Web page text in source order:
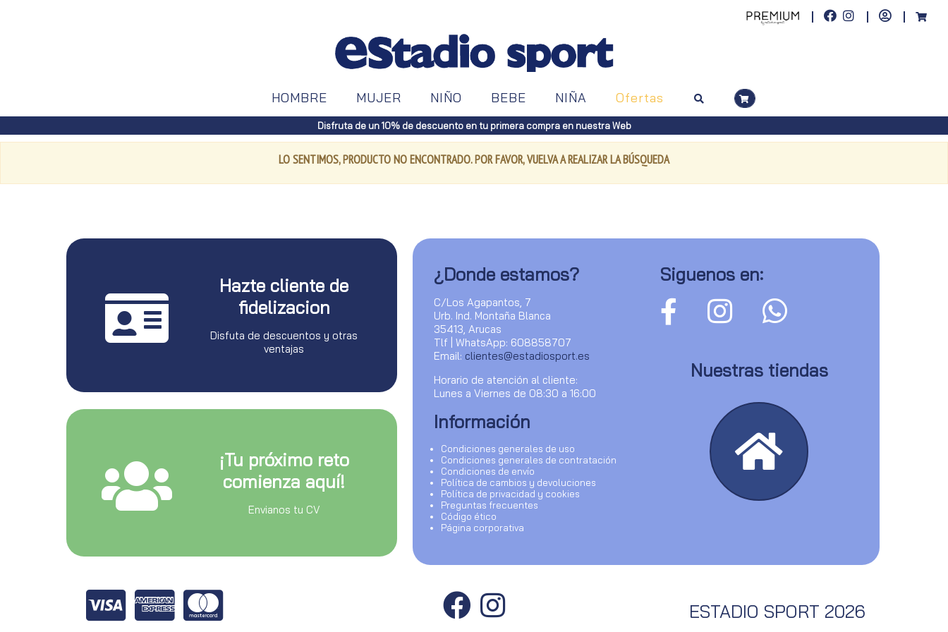
HOMBRE MUJER NIÑO BEBE NIÑA Ofertas
Disfruta de un 10% de descuento en tu primera compra en nuestra Web
LO SENTIMOS, PRODUCTO NO ENCONTRADO. POR FAVOR, VUELVA A REALIZAR LA BÚSQUEDA
Hazte cliente de
fidelizacion
Disfuta de descuentos y otras
ventajas
¡Tu próximo reto
comienza aquí!
Envianos tu CV
¿Donde estamos?
C/Los Agapantos, 7
Urb. Ind. Montaña Blanca
35413, Arucas
Tlf | WhatsApp: 608858707
Email: clientes@estadiosport.es
Horario de atención al cliente:
Lunes a Viernes de 08:30 a 16:00
Información
Condiciones generales de uso
Condiciones generales de contratación
Condiciones de envío
Política de cambios y devoluciones
Política de privacidad y cookies
Preguntas frecuentes
Código ético
Página corporativa
Siguenos en:
Nuestras tiendas
ESTADIO SPORT 2026